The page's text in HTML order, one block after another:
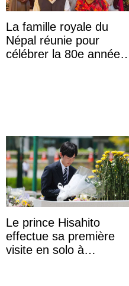
La famille royale du
Népal réunie pour
célébrer la 80e année
Le prince Hisahito
effectue sa première
visite en solo à